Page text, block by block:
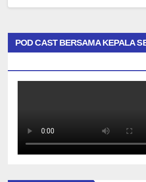
POD CAST BERSAMA KEPALA